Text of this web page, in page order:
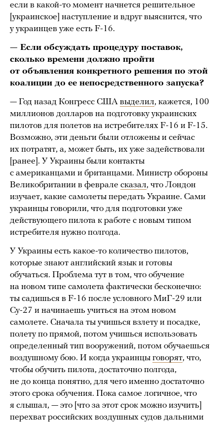
если в какой-то момент начнется решительное
[украинское] наступление и вдруг выяснится, что
у украинцев уже есть F-16.
— Если обсуждать процедуру поставок,
сколько времени должно пройти
от объявления конкретного решения по этой
коалиции до ее непосредственного запуска?
— Год назад Конгресс США выделил, кажется, 100
миллионов долларов на подготовку украинских
пилотов для полетов на истребителях F-16 и F-15.
Возможно, эти деньги были отложены и сейчас
их потратят, а, может быть, их уже задействовали
[ранее]. У Украины были контакты
с американцами и британцами. Министр обороны
Великобритании в феврале сказал, что Лондон
изучает, какие самолеты передать Украине. Сами
украинцы говорили, что для подготовки уже
действующего пилота к работе с новым типом
истребителя нужно полгода.
У Украины есть какое-то количество пилотов,
которые знают английский язык и готовы
обучаться. Проблема тут в том, что обучение
на новом типе самолета фактически бесконечно:
ты садишься в F-16 после условного МиГ-29 или
Су-27 и начинаешь учиться на этом новом
самолете. Сначала ты учишься взлету и посадке,
полету по прямой, потом учишься использовать
определенный тип вооружений, потом обучаешься
воздушному бою. И когда украинцы говорят, что,
чтобы обучить пилота, достаточно полгода,
не до конца понятно, для чего именно достаточно
этого срока обучения. Пока самое логичное, что
я слышал, — это [что за этот срок можно изучить]
перехват российских воздушных судов дальними